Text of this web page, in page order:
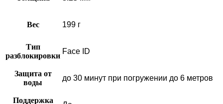
Вес 199 г
Тип
разблокировки
Face ID
Защита от
воды
до 30 минут при погружении до 6 метров
Поддержка